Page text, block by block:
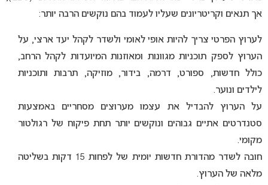
אך תנאים וקריטריונים שעליו לעמוד בהם נוקשים הרבה יותר:
לערוץ הפרטי צריך להיות אופי לאומי ולשדר לקהל יעד ארצי, על
הערוץ לספק תוכניות מגוונות ומאוזנות המיועדות לקהל הרחב,
כולל חדשות, ספורט, דרמה, בידור, מוזיקה, תרבות ותוכניות
לילדים ונוער.
על הערוץ להבדיל את עצמו מערוצים מסחריים באמצעות
סטנדרטים אתיים גבוהים ונוקשים יותר תחת פיקוח של רגולטור
מקומי.
חובה לשדר מהדורת חדשות יומית של לפחות 15 דקות בשליטה
מלאה של הערוץ.